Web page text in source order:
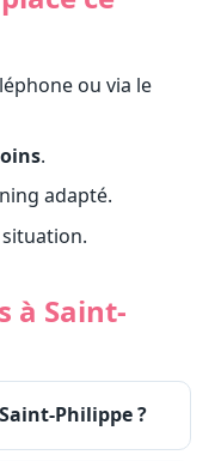
ou via le
.
adapté.
à Saint-
Philippe ?